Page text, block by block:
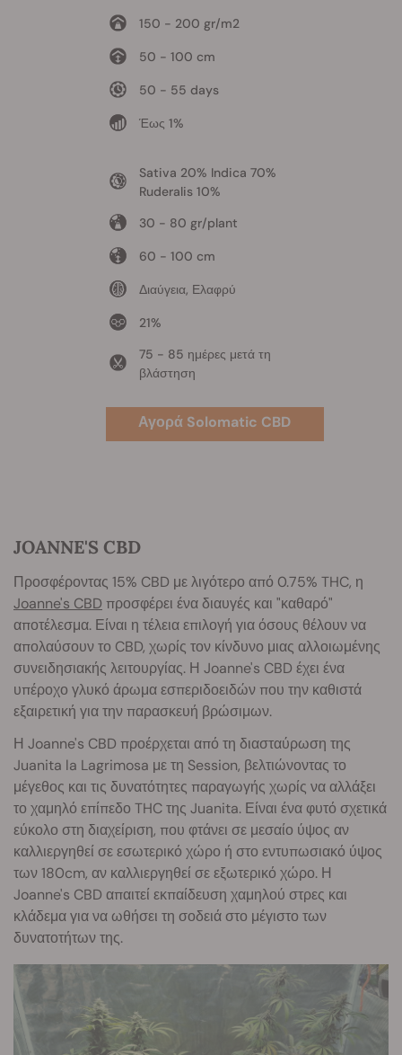
150 - 200 gr/m2
50 - 100 cm
50 - 55 days
Έως 1%
Sativa 20% Indica 70%
Ruderalis 10%
30 - 80 gr/plant
60 - 100 cm
Διαύγεια, Ελαφρύ
21%
75 - 85 ημέρες μετά τη
βλάστηση
Αγορά Solomatic CBD
JOANNE'S CBD
Προσφέροντας 15% CBD με λιγότερο από 0.75% THC, η
Joanne's CBD προσφέρει ένα διαυγές και "καθαρό"
αποτέλεσμα. Είναι η τέλεια επιλογή για όσους θέλουν να
απολαύσουν το CBD, χωρίς τον κίνδυνο μιας αλλοιωμένης
συνειδησιακής λειτουργίας. Η Joanne's CBD έχει ένα
υπέροχο γλυκό άρωμα εσπεριδοειδών που την καθιστά
εξαιρετική για την παρασκευή βρώσιμων.
Η Joanne's CBD προέρχεται από τη διασταύρωση της
Juanita la Lagrimosa με τη Session, βελτιώνοντας το
μέγεθος και τις δυνατότητες παραγωγής χωρίς να αλλάξει
το χαμηλό επίπεδο THC της Juanita. Είναι ένα φυτό σχετικά
εύκολο στη διαχείριση, που φτάνει σε μεσαίο ύψος αν
καλλιεργηθεί σε εσωτερικό χώρο ή στο εντυπωσιακό ύψος
των 180cm, αν καλλιεργηθεί σε εξωτερικό χώρο. Η
Joanne's CBD απαιτεί εκπαίδευση χαμηλού στρες και
κλάδεμα για να ωθήσει τη σοδειά στο μέγιστο των
δυνατοτήτων της.